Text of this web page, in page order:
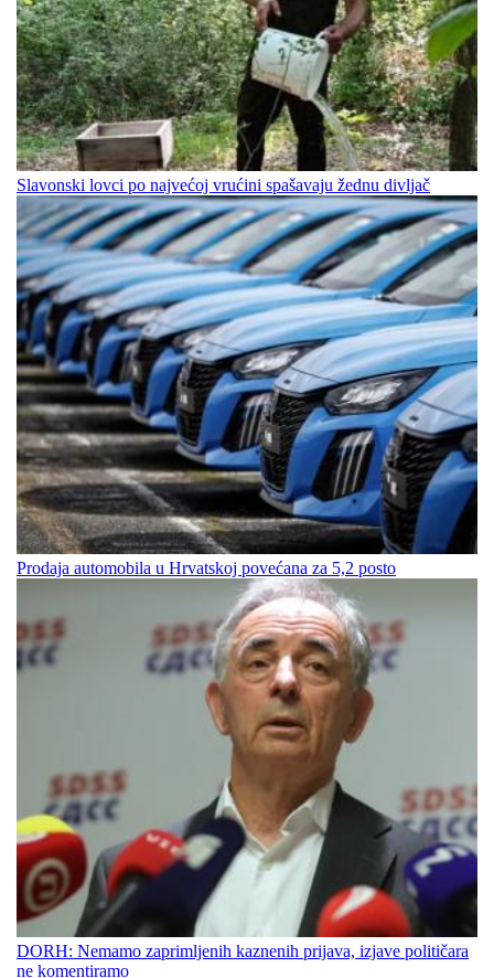
Slavonski lovci po najvećoj vrućini spašavaju žednu divljač
Prodaja automobila u Hrvatskoj povećana za 5,2 posto
DORH: Nemamo zaprimljenih kaznenih prijava, izjave političara
ne komentiramo